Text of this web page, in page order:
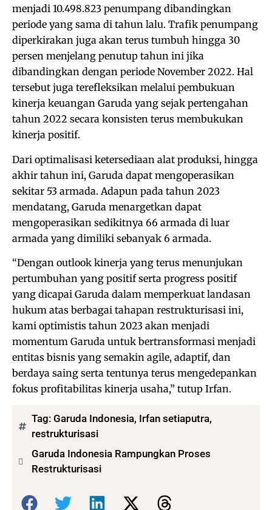
menjadi 10.498.823 penumpang dibandingkan
periode yang sama di tahun lalu. Trafik penumpang
diperkirakan juga akan terus tumbuh hingga 30
persen menjelang penutup tahun ini jika
dibandingkan dengan periode November 2022. Hal
tersebut juga terefleksikan melalui pembukuan
kinerja keuangan Garuda yang sejak pertengahan
tahun 2022 secara konsisten terus membukukan
kinerja positif.
Dari optimalisasi ketersediaan alat produksi, hingga
akhir tahun ini, Garuda dapat mengoperasikan
sekitar 53 armada. Adapun pada tahun 2023
mendatang, Garuda menargetkan dapat
mengoperasikan sedikitnya 66 armada di luar
armada yang dimiliki sebanyak 6 armada.
“Dengan outlook kinerja yang terus menunjukan
pertumbuhan yang positif serta progress positif
yang dicapai Garuda dalam memperkuat landasan
hukum atas berbagai tahapan restrukturisasi ini,
kami optimistis tahun 2023 akan menjadi
momentum Garuda untuk bertransformasi menjadi
entitas bisnis yang semakin agile, adaptif, dan
berdaya saing serta tentunya terus mengedepankan
fokus profitabilitas kinerja usaha,” tutup Irfan.
Tag: Garuda Indonesia, Irfan setiaputra,
restrukturisasi
Garuda Indonesia Rampungkan Proses
Restrukturisasi
Bagikan: